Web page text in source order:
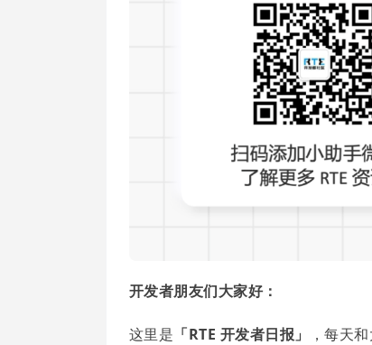
开发者朋友们大家好：
这里是 「RTE 开发者日报」
，每天